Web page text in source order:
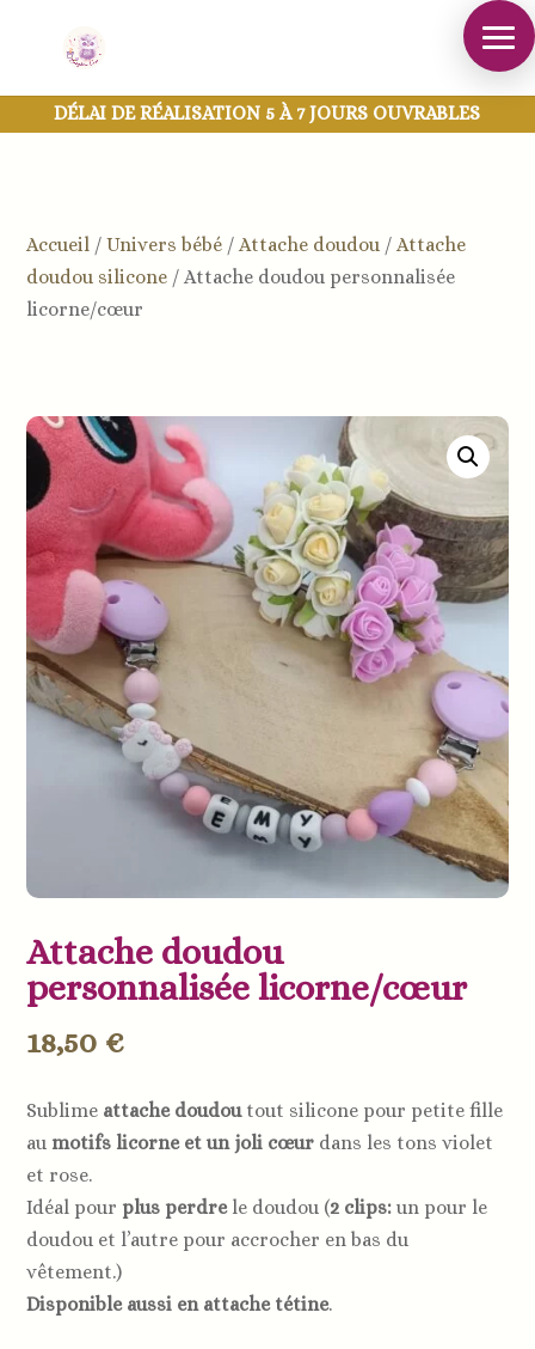
DÉLAI DE RÉALISATION 5 À 7 JOURS OUVRABLES
Accueil /Univers bébé /Attache doudou /Attache
doudou silicone /Attache doudou personnalisée
licorne/cœur
Attache doudou
personnalisée licorne/cœur
18,50 €
Sublime attache doudoutout silicone pour petite fille
au motifs licorne et un joli cœur dans les tons violet
et rose.
Idéal pour plus perdrele doudou (2 clips: un pour le
doudou et l’autre pour accrocher en bas du
vêtement.)
Disponible aussi en attache tétine.